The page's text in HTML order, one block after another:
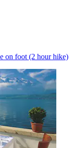
on foot (2 hour hike)